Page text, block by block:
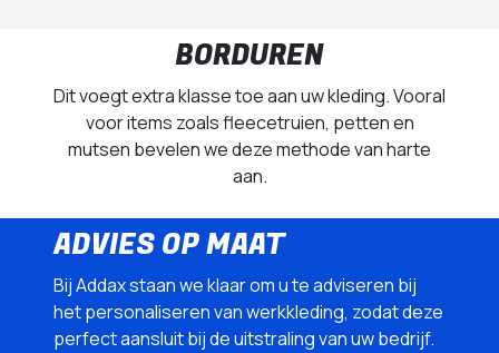
BORDUREN
Dit voegt extra klasse toe aan uw kleding. Vooral
voor items zoals fleecetruien, petten en
mutsen bevelen we deze methode van harte
aan.
ADVIES OP MAAT
Bij Addax staan we klaar om u te adviseren bij
het personaliseren van werkkleding, zodat deze
perfect aansluit bij de uitstraling van uw bedrijf.